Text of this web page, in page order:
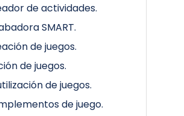
de actividades.
SMART.
de juegos.
de juegos.
de juegos.
de juego.